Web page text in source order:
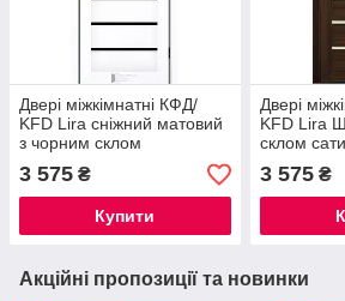
Двері міжкімнатні КФД/
KFD Lira сніжний матовий
з чорним склом
3 575 ₴
Купити
Двері
KFD Lira
склом
3 575₴
Акційні пропозиції та новинки